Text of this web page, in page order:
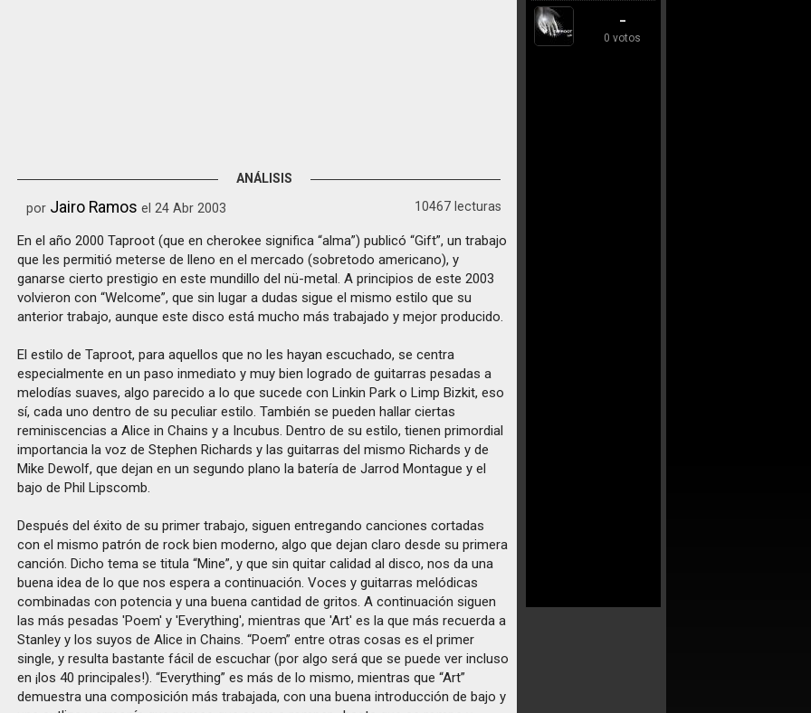
ANÁLISIS
por Jairo Ramos el 24 Abr 2003 10467 lecturas
En el año 2000 Taproot (que en cherokee significa “alma”) publicó “Gift”, un trabajo
que les permitió meterse de lleno en el mercado (sobretodo americano), y
ganarse cierto prestigio en este mundillo del nü-metal. A principios de este 2003
volvieron con “Welcome”, que sin lugar a dudas sigue el mismo estilo que su
anterior trabajo, aunque este disco está mucho más trabajado y mejor producido.
El estilo de Taproot, para aquellos que no les hayan escuchado, se centra
especialmente en un paso inmediato y muy bien logrado de guitarras pesadas a
melodías suaves, algo parecido a lo que sucede con Linkin Park o Limp Bizkit, eso
sí, cada uno dentro de su peculiar estilo. También se pueden hallar ciertas
reminiscencias a Alice in Chains y a Incubus. Dentro de su estilo, tienen primordial
importancia la voz de Stephen Richards y las guitarras del mismo Richards y de
Mike Dewolf, que dejan en un segundo plano la batería de Jarrod Montague y el
bajo de Phil Lipscomb.
Después del éxito de su primer trabajo, siguen entregando canciones cortadas
con el mismo patrón de rock bien moderno, algo que dejan claro desde su primera
canción. Dicho tema se titula “Mine”, y que sin quitar calidad al disco, nos da una
buena idea de lo que nos espera a continuación. Voces y guitarras melódicas
combinadas con potencia y una buena cantidad de gritos. A continuación siguen
las más pesadas 'Poem' y 'Everything', mientras que 'Art' es la que más recuerda a
Stanley y los suyos de Alice in Chains. “Poem” entre otras cosas es el primer
single, y resulta bastante fácil de escuchar (por algo será que se puede ver incluso
en ¡los 40 principales!). “Everything” es más de lo mismo, mientras que “Art”
demuestra una composición más trabajada, con una buena introducción de bajo y
-
0 votos